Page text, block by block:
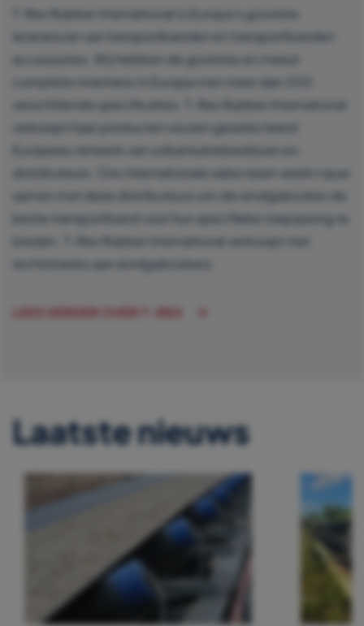
T-Rex Rubber International is Europa’s grootste
leverancier van transportbanden en transportbanden
accessoires. Wij hebben de grootste en meest
complete inventaris in Europa met meer dan 200
verschillende specificaties. T-Rex Rubber International
verkoopt haar producten via een geselecteerd
Europees netwerk van vulkanisatiebedrijven en
distributeurs. Ons internationale sales team werkt nauw
samen met deze distributeurs om de eindgebruiker de
beste transportband voor hun specifieke toepassing te
bieden. T-Rex Rubber International verkoopt niet
rechtstreeks aan eindgebruikers.
LEES VERDER OVER T-REX
Laatste nieuws